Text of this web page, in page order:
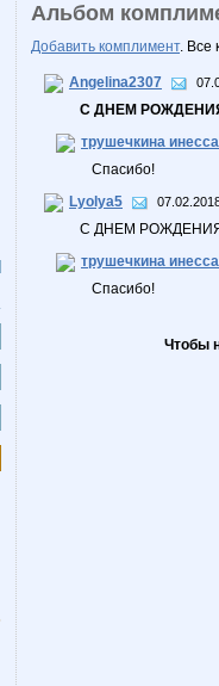
Альбом
Добавить комплимент. Все
Angelina2307
С ДНЕМ
трушечкина инесса
Спасибо!
Lyolya5
С ДНЕМ
трушечкина инесса
Спасибо!
Чтобы